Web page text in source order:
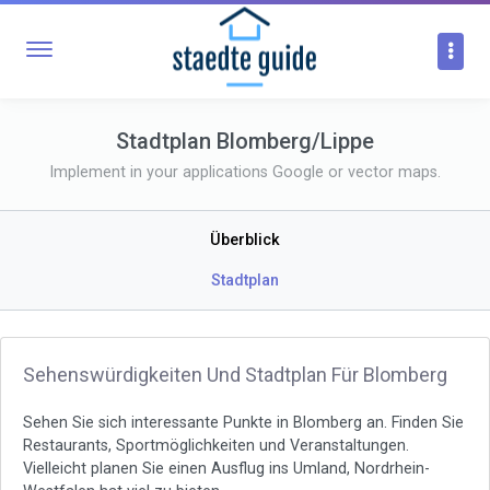
Stadtplan Blomberg/Lippe
Implement in your applications Google or vector maps.
Überblick
Stadtplan
Sehenswürdigkeiten Und Stadtplan Für Blomberg
Sehen Sie sich interessante Punkte in Blomberg an. Finden Sie
Restaurants, Sportmöglichkeiten und Veranstaltungen.
Vielleicht planen Sie einen Ausflug ins Umland, Nordrhein-